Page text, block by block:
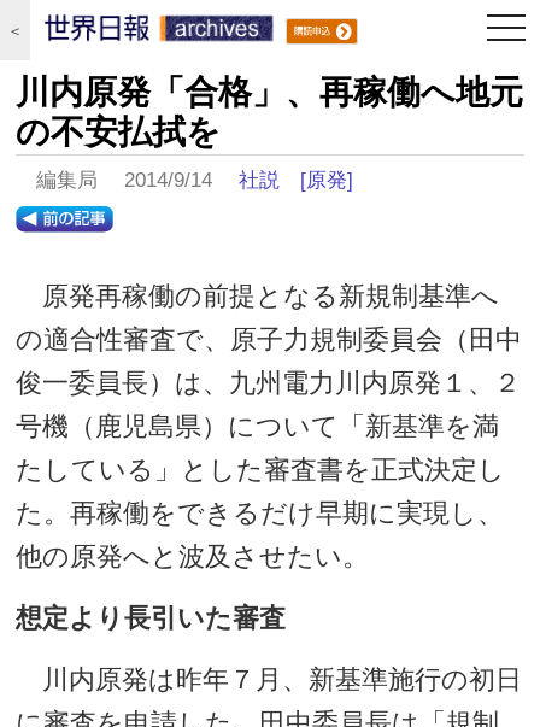
＜
川内原発「合格」、再稼働へ地元
の不安払拭を
編集局 2014/9/14社説 [原発]
原発再稼働の前提となる新規制基準へ
の適合性審査で、原子力規制委員会（田中
俊一委員長）は、九州電力川内原発１、２
号機（鹿児島県）について「新基準を満
たしている」とした審査書を正式決定し
た。再稼働をできるだけ早期に実現し、
他の原発へと波及させたい。
想定より長引いた審査
川内原発は昨年７月、新基準施行の初日